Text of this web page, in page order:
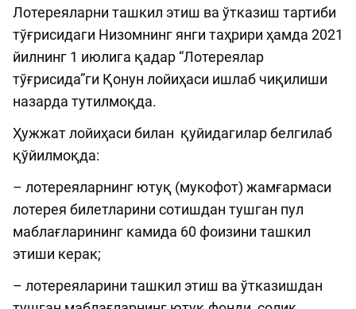
Лотереяларни ташкил этиш ва ўтказиш тартиби
тўғрисидаги Низомнинг янги таҳрири ҳамда 2021
йилнинг 1 июлига қадар “Лотереялар
тўғрисида”ги Қонун лойиҳаси ишлаб чиқилиши
назарда тутилмоқда.
Ҳужжат лойиҳаси билан қуйидагилар белгилаб
қўйилмоқда:
– лотереяларнинг ютуқ (мукофот) жамғармаси
лотерея билетларини сотишдан тушган пул
маблағларининг камида 60 фоизини ташкил
этиши керак;
– лотереяларини ташкил этиш ва ўтказишдан